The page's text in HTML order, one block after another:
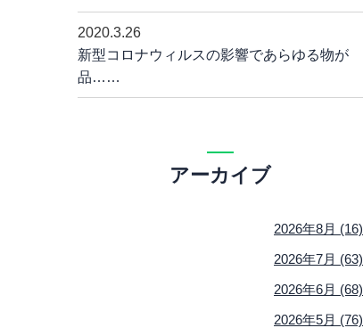
2020.3.26
新型コロナウィルスの影響であらゆる物が
品……
アーカイブ
2026年8月 (16)
2026年7月 (63)
2026年6月 (68)
2026年5月 (76)